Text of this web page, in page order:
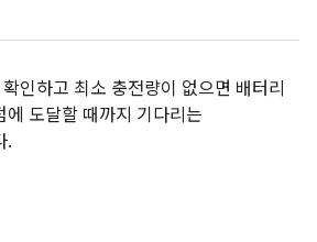
인하고 최소 충전량이 없으면 배터리
에 도달할 때까지 기다리는
.